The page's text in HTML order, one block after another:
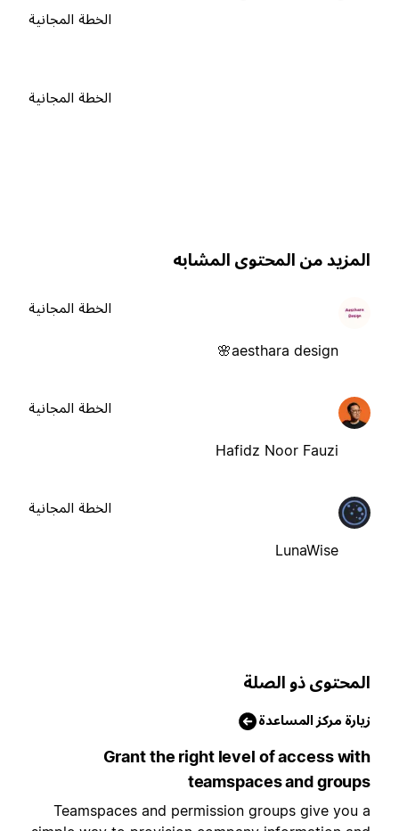
الخطة المجانية
الخطة المجانية
من المحتوى المشابه
aesthara design🌸
الخطة المجانية
Hafidz Noor Fauzi
الخطة المجانية
LunaWise
الخطة المجانية
ذو الصلة
مركز المساعدة
Grant the right level of access
teamspaces and
Teamspaces and permission groups give you